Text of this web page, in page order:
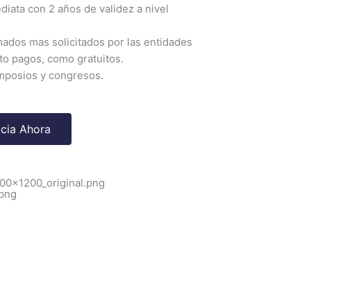
con 2 años de validez a nivel
mas solicitados por las entidades
pagos, como gratuitos.
y congresos.
Ahora